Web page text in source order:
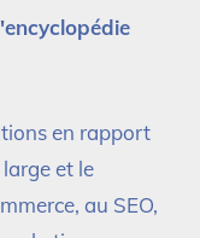
en rapport
et le
au SEO,